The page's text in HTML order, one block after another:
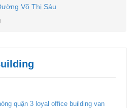
Võ Thị Sáu
quận 3 loyal office building van